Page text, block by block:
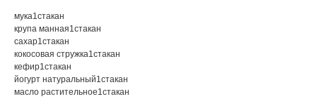
мука1стакан
крупа манная1стакан
сахар1стакан
кокосовая стружка1стакан
кефир1стакан
йогурт натуральный1стакан
масло растительное1стакан